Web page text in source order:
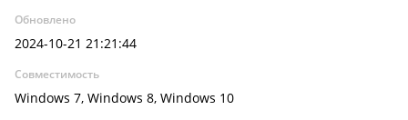
Обновлено
2024-10-21 21:21:44
Совместимость
Windows 7, Windows 8, Windows 10